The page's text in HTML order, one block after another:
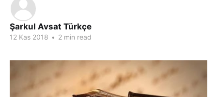
Şarkul Avsat Türkçe
12 Kas 2018 • 2 min read